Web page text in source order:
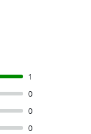
1
0
0
0